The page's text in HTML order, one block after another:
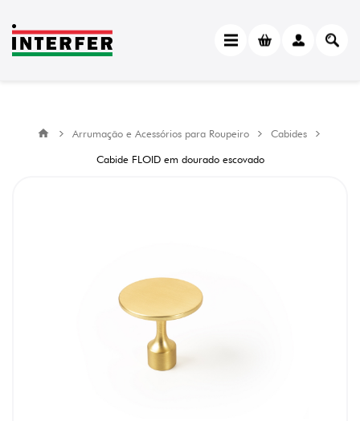
Arrumação e Acessórios para Roupeiro
Cabides
Cabide FLOID em dourado escovado